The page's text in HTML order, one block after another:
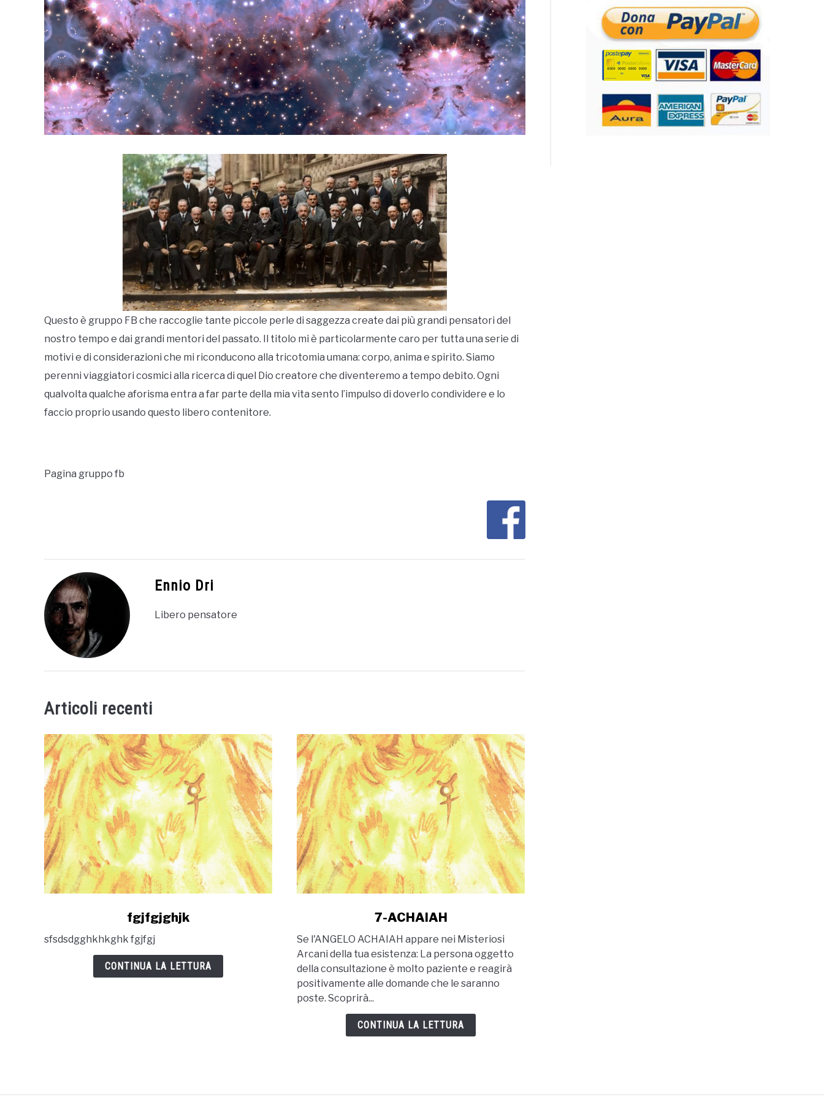
Questo è gruppo FB che raccoglie tante piccole perle di saggezza create dai più grandi pensatori del
nostro tempo e dai grandi mentori del passato. Il titolo mi è particolarmente caro per tutta una serie di
motivi e di considerazioni che mi riconducono alla tricotomia umana: corpo, anima e spirito. Siamo
perenni viaggiatori cosmici alla ricerca di quel Dio creatore che diventeremo a tempo debito. Ogni
qualvolta qualche aforisma entra a far parte della mia vita sento l’impulso di doverlo condividere e lo
faccio proprio usando questo libero contenitore.
Pagina gruppo fb
Ennio Dri
Libero pensatore
Articoli recenti
fgjfgjghjk
fgjfgjghjk
sfsdsdgghkhkghk fgjfgj
CONTINUA LA LETTURA
7-
ACHAIAH
7-ACHAIAH
Se l'ANGELO ACHAIAH appare nei Misteriosi
Arcani della tua esistenza: La persona oggetto
della consultazione è molto paziente e reagirà
positivamente alle domande che le saranno
poste. Scoprirà...
CONTINUA LA LETTURA